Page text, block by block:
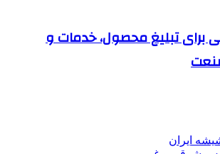
برای تبلیغ محصول، خدمات و
ایران